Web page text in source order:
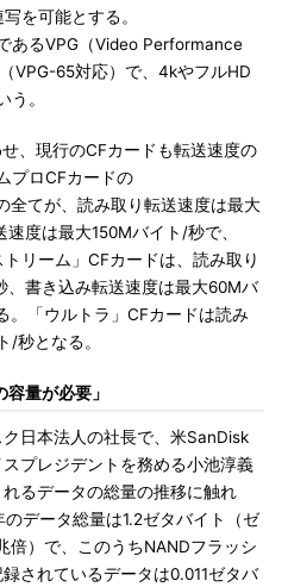
を可能とする。
あるVPG（Video Performance
VPG-65対応）で、4kやフルHD
う。
、現行のCFカードも転送速度の
プロCFカードの
全てが、読み取り転送速度は最大
度は最大150Mバイト/秒で、
リーム」CFカードは、読み取り
、書き込み転送速度は最大60Mバ
。「ウルトラ」CFカードは読み
/秒となる。
量が必要」
日本法人の社長で、米SanDisk
プレジデントを務める小池淳義
るデータの総量の推移に触れ
のデータ総量は1.2ゼタバイト（ゼ
倍）で、このうちNANDフラッシ
録されているデータは0.011ゼタバ